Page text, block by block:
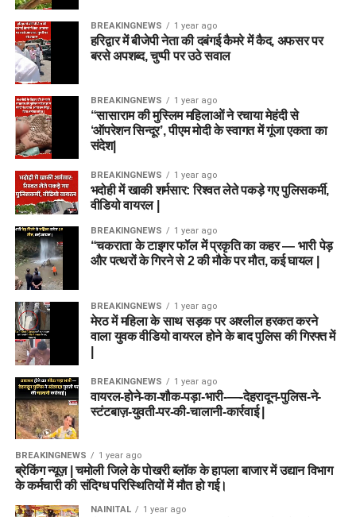
BREAKINGNEWS 1 year ago
हरिद्वार में बीजेपी नेता की दबंगई कैमरे में कैद, अफसर पर
बरसे अपशब्द, चुप्पी पर उठे सवाल
BREAKINGNEWS 1 year ago
“सासाराम की मुस्लिम महिलाओं ने रचाया मेहंदी से
‘ऑपरेशन सिन्दूर’, पीएम मोदी के स्वागत में गूंजा एकता का
संदेश|
BREAKINGNEWS 1 year ago
भदोही में खाकी शर्मसार: रिश्वत लेते पकड़े गए पुलिसकर्मी,
वीडियो वायरल |
BREAKINGNEWS 1 year ago
“चकराता के टाइगर फॉल में प्रकृति का कहर — भारी पेड़
और पत्थरों के गिरने से 2 की मौके पर मौत, कई घायल |
BREAKINGNEWS 1 year ago
मेरठ में महिला के साथ सड़क पर अश्लील हरकत करने
वाला युवक वीडियो वायरल होने के बाद पुलिस की गिरफ्त में
BREAKINGNEWS 1 year ago
वायरल-होने-का-शौक-पड़ा-भारी-—-देहरादून-पुलिस-ने-
स्टंटबाज़-युवती-पर-की-चालानी-कार्रवाई |
BREAKINGNEWS 1 year ago
ब्रेकिंग न्यूज़ | चमोली जिले के पोखरी ब्लॉक के हापला बाजार में उद्यान विभाग
के कर्मचारी की संदिग्ध परिस्थितियों में मौत हो गई।
NAINITAL 1 year ago